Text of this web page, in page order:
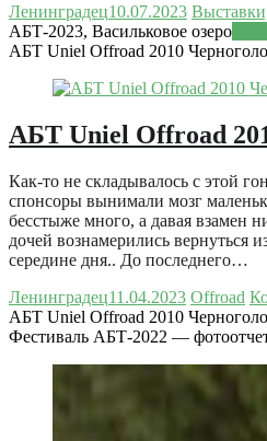
Ленинградец10.07.2023
АБТ-2023, Васильковое озеро
АБТ Uniel Offroad 2010
АБТ Uniel Offroad
Как-то не складывалось с этой
спонсоры вынимали мозг
бесстыже много, а давая взамен
дочей вознамерились вернуться
середине дня.. До последнего…
Ленинградец11.04.2023 Offroad
АБТ Uniel Offroad 2010
Фестиваль АБТ-2022 —